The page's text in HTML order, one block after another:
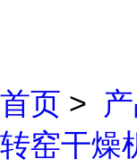
首页 >
转窑干燥